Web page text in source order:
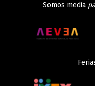
Somos media